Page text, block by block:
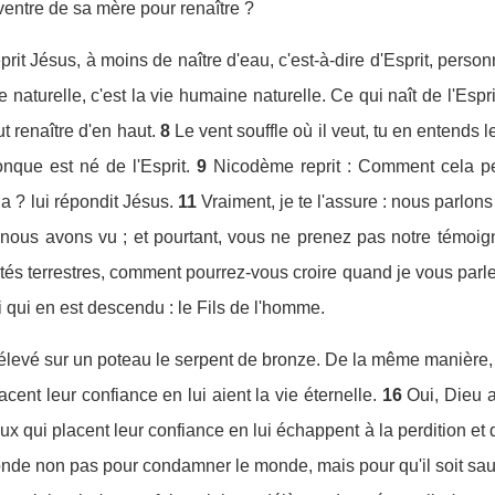
de sa mère pour renaître ?
Jésus, à moins de naître d'eau, c'est-à-dire d'Esprit,
naturelle, c'est la vie humaine naturelle. Ce qui naît de
renaître d'en haut. 8 Le vent souffle où il veut, tu en entends
est né de l'Esprit. 9 Nicodème reprit : Comment cela
? lui répondit Jésus. 11 Vraiment, je te l'assure : nous
avons vu ; et pourtant, vous ne prenez pas notre
terrestres, comment pourrez-vous croire quand je vous
en est descendu : le Fils de l'homme.
sur un poteau le serpent de bronze. De la même
leur confiance en lui aient la vie éternelle. 16 Oui, Dieu
qui placent leur confiance en lui échappent à la perdition et
non pas pour condamner le monde, mais pour qu'il soit